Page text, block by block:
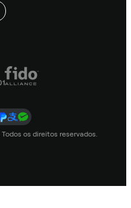
Todos os direitos reservados.